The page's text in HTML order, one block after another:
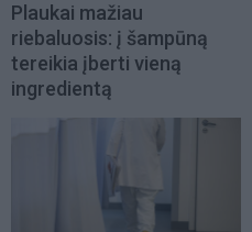
Plaukai mažiau
riebaluosis: į šampūną
tereikia įberti vieną
ingredientą